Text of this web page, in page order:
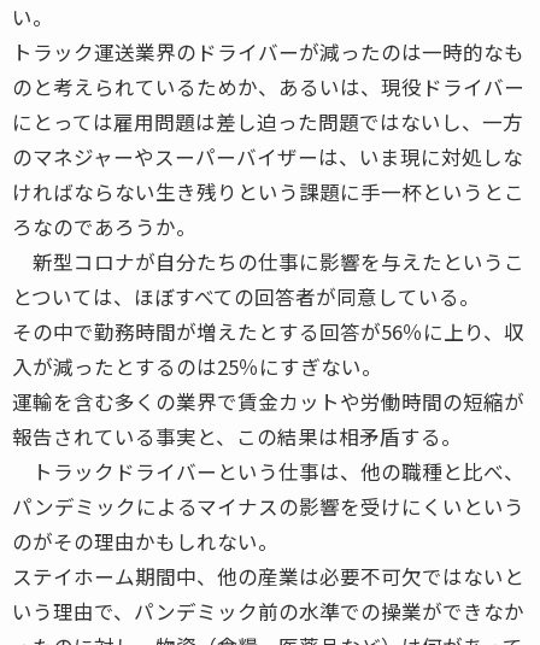
い。
トラック運送業界のドライバーが減ったのは一時的なも
のと考えられているためか、あるいは、現役ドライバー
にとっては雇用問題は差し迫った問題ではないし、一方
のマネジャーやスーパーバイザーは、いま現に対処しな
ければならない生き残りという課題に手一杯というとこ
ろなのであろうか。
新型コロナが自分たちの仕事に影響を与えたというこ
とついては、ほぼすべての回答者が同意している。
その中で勤務時間が増えたとする回答が56％に上り、収
入が減ったとするのは25％にすぎない。
運輸を含む多くの業界で賃金カットや労働時間の短縮が
報告されている事実と、この結果は相矛盾する。
トラックドライバーという仕事は、他の職種と比べ、
パンデミックによるマイナスの影響を受けにくいという
のがその理由かもしれない。
ステイホーム期間中、他の産業は必要不可欠ではないと
いう理由で、パンデミック前の水準での操業ができなか